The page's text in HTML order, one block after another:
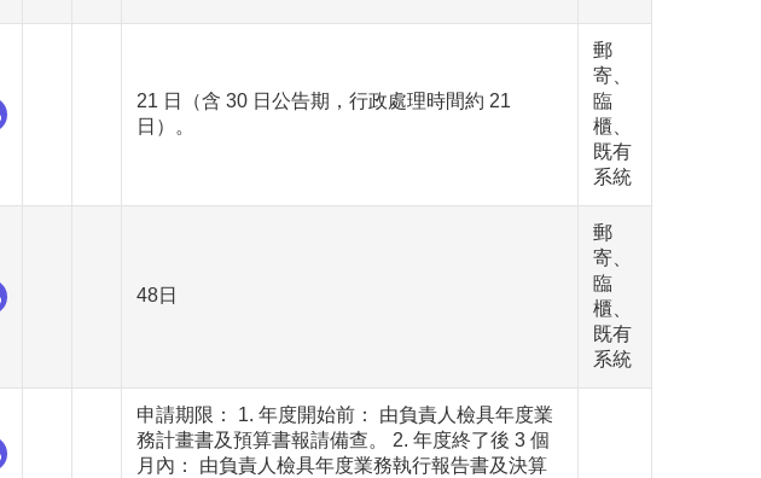
21 日（含 30 日公告期，行政處理時間約 21
日）。
郵
寄、
臨
櫃、
既有
系統
48日
郵
寄、
臨
櫃、
既有
系統
申請期限： 1. 年度開始前： 由負責人檢具年度業
務計畫書及預算書報請備查。 2. 年度終了後 3 個
月內： 由負責人檢具年度業務執行報告書及決算